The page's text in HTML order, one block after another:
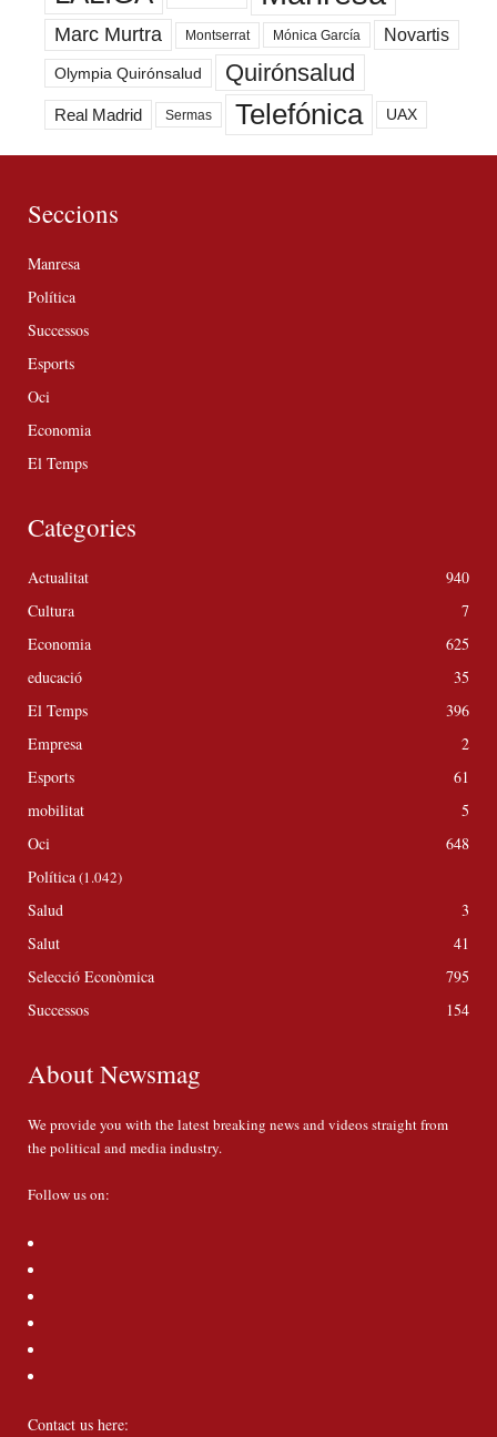
Marc Murtra Montserrat Mónica García Novartis
Olympia Quirónsalud Quirónsalud
Real Madrid Sermas Telefónica UAX
Seccions
Manresa
Política
Successos
Esports
Oci
Economia
El Temps
Categories
Actualitat
940
Cultura
7
Economia
625
educació
35
El Temps
396
Empresa
2
Esports
61
mobilitat
5
Oci
648
Política(1.042)
Salud
3
Salut
41
Selecció Econòmica
795
Successos
154
About Newsmag
We provide you with the latest breaking news and videos straight from
the political and media industry.
Follow us on:
Contact us here: